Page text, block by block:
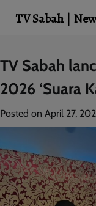
Skip
to
content
TV Sabah
2026 ‘Suara
Posted on April 27,
TV Sabah |